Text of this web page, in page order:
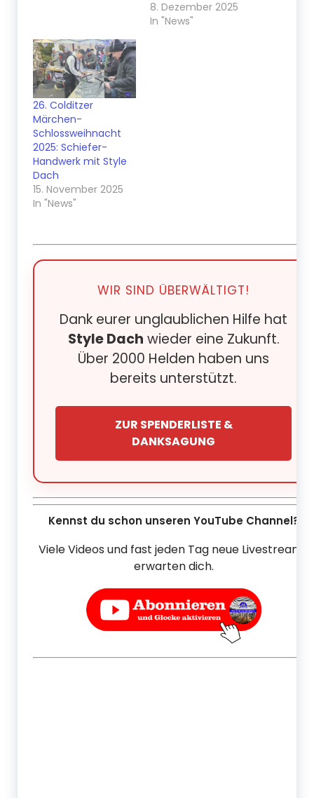
8. Dezember 2025
In "News"
26. Colditzer
Märchen-
Schlossweihnacht
2025: Schiefer-
Handwerk mit Style
Dach
15. November 2025
In "News"
WIR SIND ÜBERWÄLTIGT!
Dank eurer unglaublichen Hilfe hat
Style Dach wieder eine Zukunft.
Über 2000 Helden haben uns
bereits unterstützt.
ZUR SPENDERLISTE &
DANKSAGUNG
Kennst du schon unseren YouTube Channel?
Viele Videos und fast jeden Tag neue Livestreams
erwarten dich.